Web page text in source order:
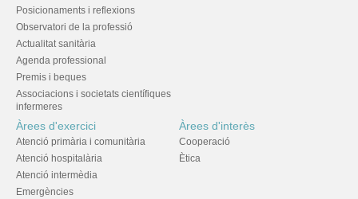
Posicionaments i reflexions
Observatori de la professió
Actualitat sanitària
Agenda professional
Premis i beques
Associacions i societats científiques
infermeres
Àrees d'exercici
Atenció primària i comunitària
Atenció hospitalària
Atenció intermèdia
Emergències
Àrees d'interès
Cooperació
Ètica